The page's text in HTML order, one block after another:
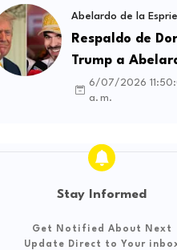
intermediación
laboral ilegal
Abelardo de la
Respaldo de
Trump a
la Espriella
debate sobre
influencia
internacional
6/07/2026
a. m.
Stay Informed
Get Notified About Next
Update Direct to Your